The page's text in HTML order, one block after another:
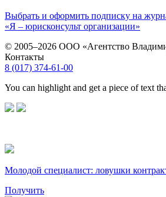
Выбрать и оформить подписку на
«Я – юрисконсульт организации»
© 2005–2026 ООО «Агентство
Контакты
8 (017) 374-61-00
You can highlight and get a piece of text
Молодой специалист: ловушки
Получить